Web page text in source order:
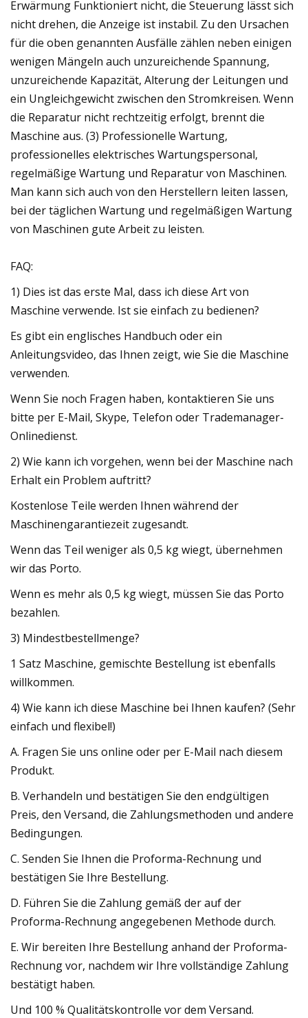
Erwärmung Funktioniert nicht, die Steuerung lässt sich
nicht drehen, die Anzeige ist instabil. Zu den Ursachen
für die oben genannten Ausfälle zählen neben einigen
wenigen Mängeln auch unzureichende Spannung,
unzureichende Kapazität, Alterung der Leitungen und
ein Ungleichgewicht zwischen den Stromkreisen. Wenn
die Reparatur nicht rechtzeitig erfolgt, brennt die
Maschine aus. (3) Professionelle Wartung,
professionelles elektrisches Wartungspersonal,
regelmäßige Wartung und Reparatur von Maschinen.
Man kann sich auch von den Herstellern leiten lassen,
bei der täglichen Wartung und regelmäßigen Wartung
von Maschinen gute Arbeit zu leisten.
FAQ:
1) Dies ist das erste Mal, dass ich diese Art von
Maschine verwende. Ist sie einfach zu bedienen?
Es gibt ein englisches Handbuch oder ein
Anleitungsvideo, das Ihnen zeigt, wie Sie die Maschine
verwenden.
Wenn Sie noch Fragen haben, kontaktieren Sie uns
bitte per E-Mail, Skype, Telefon oder Trademanager-
Onlinedienst.
2) Wie kann ich vorgehen, wenn bei der Maschine nach
Erhalt ein Problem auftritt?
Kostenlose Teile werden Ihnen während der
Maschinengarantiezeit zugesandt.
Wenn das Teil weniger als 0,5 kg wiegt, übernehmen
wir das Porto.
Wenn es mehr als 0,5 kg wiegt, müssen Sie das Porto
bezahlen.
3) Mindestbestellmenge?
1 Satz Maschine, gemischte Bestellung ist ebenfalls
willkommen.
4) Wie kann ich diese Maschine bei Ihnen kaufen? (Sehr
einfach und flexibel!)
A. Fragen Sie uns online oder per E-Mail nach diesem
Produkt.
B. Verhandeln und bestätigen Sie den endgültigen
Preis, den Versand, die Zahlungsmethoden und andere
Bedingungen.
C. Senden Sie Ihnen die Proforma-Rechnung und
bestätigen Sie Ihre Bestellung.
D. Führen Sie die Zahlung gemäß der auf der
Proforma-Rechnung angegebenen Methode durch.
E. Wir bereiten Ihre Bestellung anhand der Proforma-
Rechnung vor, nachdem wir Ihre vollständige Zahlung
bestätigt haben.
Und 100 % Qualitätskontrolle vor dem Versand.